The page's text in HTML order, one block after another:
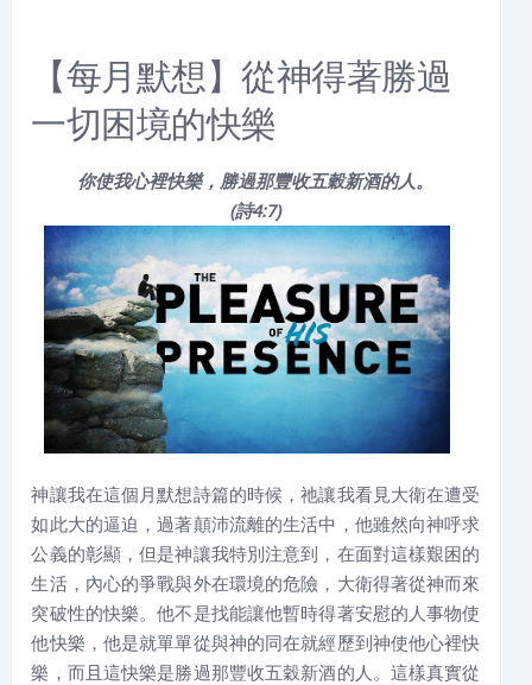
【每月默想】從神得著勝過
一切困境的快樂
你使我心裡快樂，勝過那豐收五穀新酒的人。
(詩4:7)
神讓我在這個月默想詩篇的時候，祂讓我看見大衛在遭受
如此大的逼迫，過著顛沛流離的生活中，他雖然向神呼求
公義的彰顯，但是神讓我特別注意到，在面對這樣艱困的
生活，內心的爭戰與外在環境的危險，大衛得著從神而來
突破性的快樂。他不是找能讓他暫時得著安慰的人事物使
他快樂，他是就單單從與神的同在就經歷到神使他心裡快
樂，而且這快樂是勝過那豐收五穀新酒的人。這樣真實從